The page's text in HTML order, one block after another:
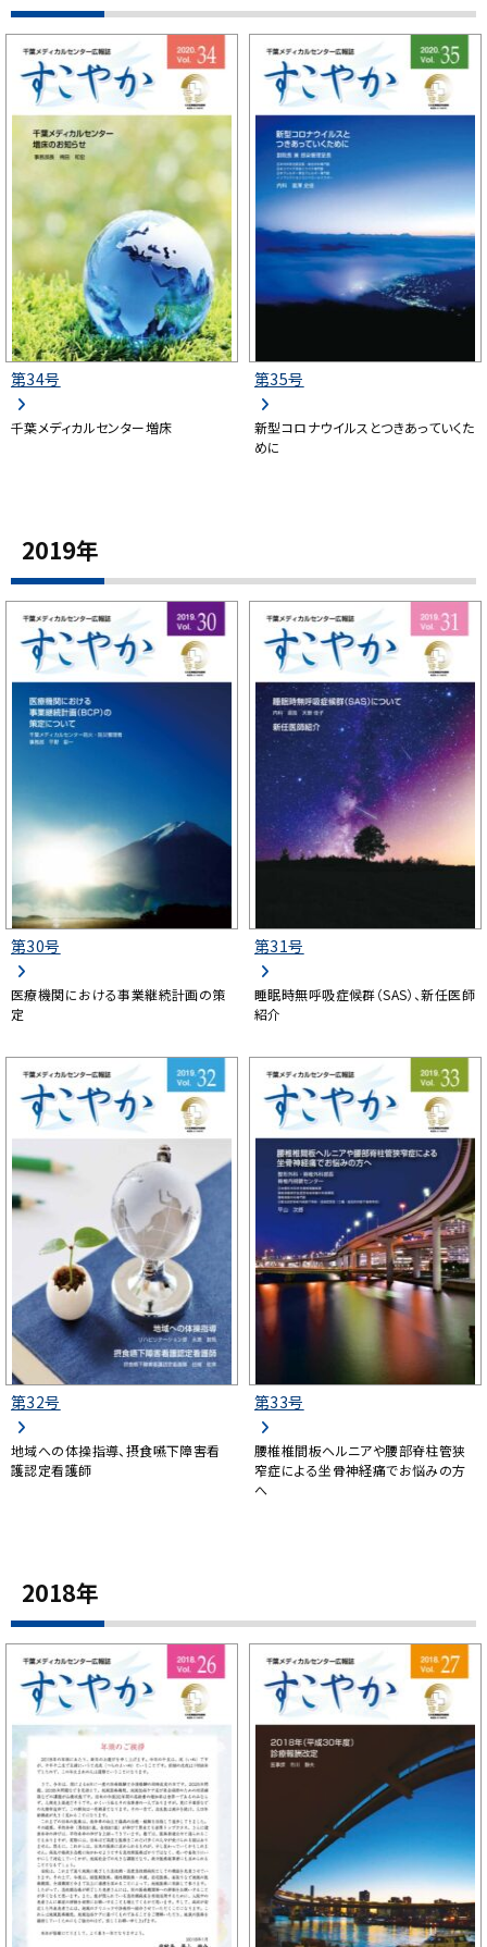
第34号
千葉メディカルセンター増床
第35号
新型コロナウイルスとつきあっていくた
めに
2019年
第30号
医療機関における事業継続計画の策
定
第31号
睡眠時無呼吸症候群（SAS）、新任医師
紹介
第32号
地域への体操指導、摂食嚥下障害看
護認定看護師
第33号
腰椎椎間板ヘルニアや腰部脊柱管狭
窄症による坐骨神経痛でお悩みの方
へ
2018年